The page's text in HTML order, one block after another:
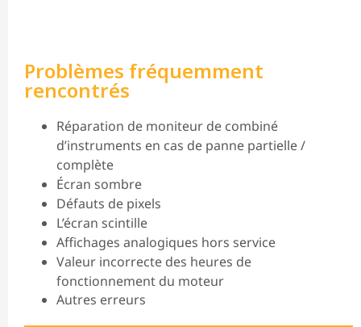
Problèmes fréquemment
rencontrés
Réparation de moniteur de combiné
d’instruments en cas de panne partielle /
complète
Écran sombre
Défauts de pixels
L’écran scintille
Affichages analogiques hors service
Valeur incorrecte des heures de
fonctionnement du moteur
Autres erreurs